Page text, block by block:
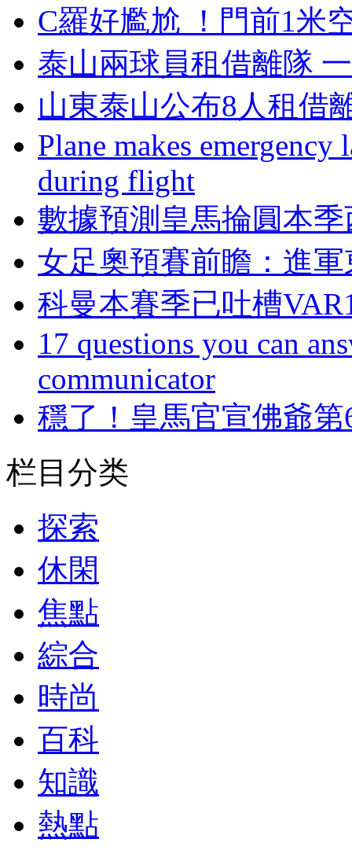
C羅好尷尬 ！門前1
泰山兩球員租借離隊
山東泰山公布8人租借
Plane makes
during flight
數據預測皇馬掄圓本
女足奧預賽前瞻 ：進
科曼本賽季已吐槽
17 questions you can
communicator
穩了！皇馬官宣佛
栏目分类
探索
休閑
焦點
綜合
時尚
百科
知識
熱點